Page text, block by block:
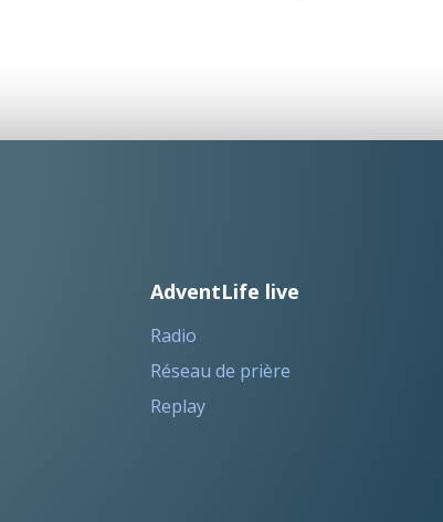
AdventLife live
Radio
Réseau de prière
Replay